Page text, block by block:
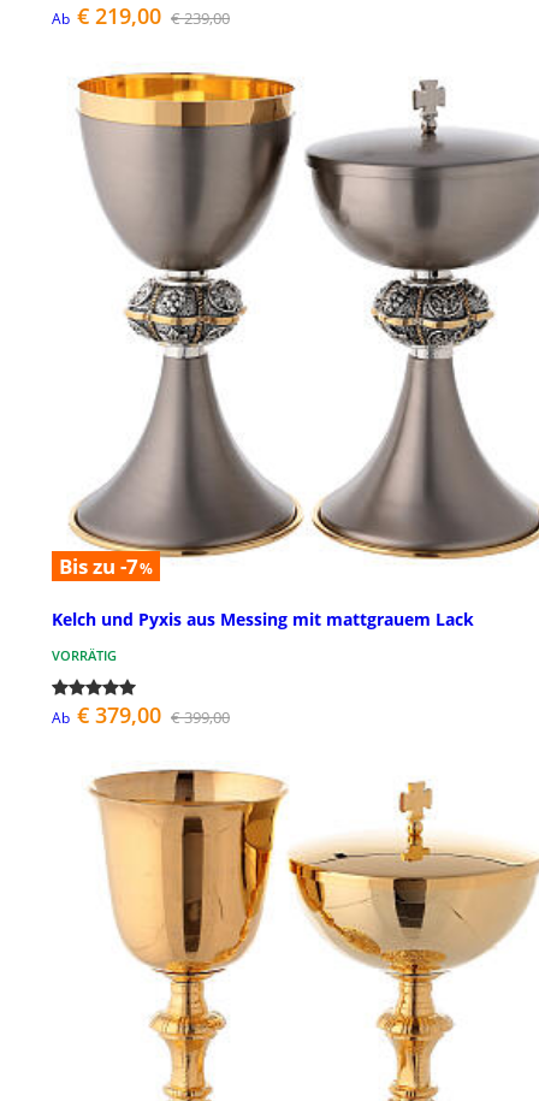
Ab € 219,00 € 239,00
Bis zu -7%
Kelch und Pyxis aus Messing mit mattgrauem Lack
VORRÄTIG
Ab € 379,00 € 399,00